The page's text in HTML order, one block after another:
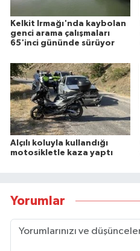
Kelkit Irmağı'nda kaybolan
genci arama çalışmaları
65'inci gününde sürüyor
Alçılı koluyla kullandığı
motosikletle kaza yaptı
Yorumlar